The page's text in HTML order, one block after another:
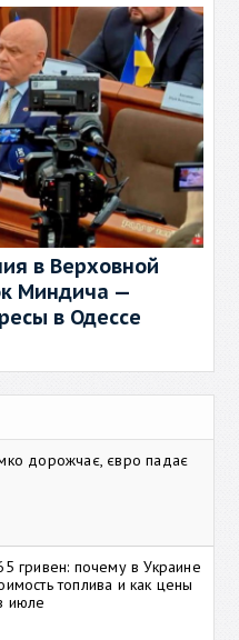
в Верховной
Миндича —
в Одессе
дорожчає, євро падає
гривен: почему в Украине
топлива и как цены
июле